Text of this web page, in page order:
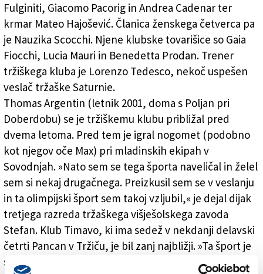
Fulginiti, Giacomo Pacorig in Andrea Cadenar ter
krmar Mateo Hajošević. Članica ženskega četverca pa
je Nauzika Scocchi. Njene klubske tovarišice so Gaia
Fiocchi, Lucia Mauri in Benedetta Prodan. Trener
tržiškega kluba je Lorenzo Tedesco, nekoč uspešen
veslač tržaške Saturnie.
Thomas Argentin (letnik 2001, doma s Poljan pri
Doberdobu) se je tržiškemu klubu približal pred
dvema letoma. Pred tem je igral nogomet (podobno
kot njegov oče Max) pri mladinskih ekipah v
Sovodnjah. »Nato sem se tega športa naveličal in želel
sem si nekaj drugačnega. Preizkusil sem se v veslanju
in ta olimpijski šport sem takoj vzljubil,« je dejal dijak
tretjega razreda tržaškega višješolskega zavoda
Stefan. Klub Timavo, ki ima sedež v nekdanji delavski
četrti Pancan v Tržiču, je bil zanj najbližji. »Ta šport je
sicer zahteven, saj treniramo skoraj vsak dan. Veliko